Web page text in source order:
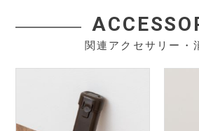
関連アクセサリー・